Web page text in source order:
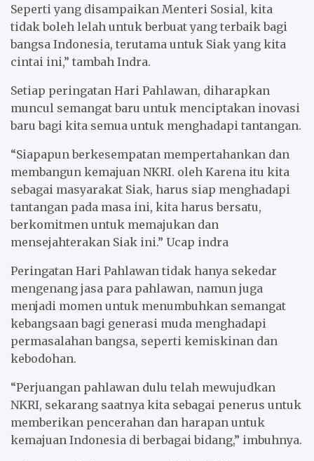
Seperti yang disampaikan Menteri Sosial, kita
tidak boleh lelah untuk berbuat yang terbaik bagi
bangsa Indonesia, terutama untuk Siak yang kita
cintai ini,” tambah Indra.
Setiap peringatan Hari Pahlawan, diharapkan
muncul semangat baru untuk menciptakan inovasi
baru bagi kita semua untuk menghadapi tantangan.
“Siapapun berkesempatan mempertahankan dan
membangun kemajuan NKRI. oleh Karena itu kita
sebagai masyarakat Siak, harus siap menghadapi
tantangan pada masa ini, kita harus bersatu,
berkomitmen untuk memajukan dan
mensejahterakan Siak ini.” Ucap indra
Peringatan Hari Pahlawan tidak hanya sekedar
mengenang jasa para pahlawan, namun juga
menjadi momen untuk menumbuhkan semangat
kebangsaan bagi generasi muda menghadapi
permasalahan bangsa, seperti kemiskinan dan
kebodohan.
“Perjuangan pahlawan dulu telah mewujudkan
NKRI, sekarang saatnya kita sebagai penerus untuk
memberikan pencerahan dan harapan untuk
kemajuan Indonesia di berbagai bidang,” imbuhnya.